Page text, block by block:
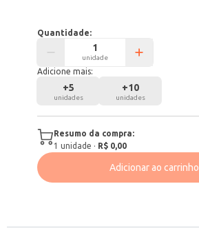
Quantidade:
unidade
Adicione mais:
+5
unidades
+10
unidades
Resumo da compra:
1 unidade · R$ 0,00
Adicionar ao carrinho